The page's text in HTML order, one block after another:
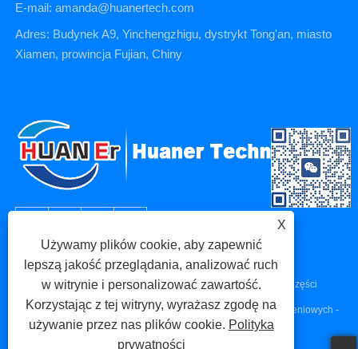
E-mail: amanda@huanertech.com
Adres: Budynek A9, Yinchengzhigu, dystrykt Tong'an, miasto
Xiamen, prowincja Fujian, Chiny
Prawa autorskie © 2023 Xiamen Huaner Technology Co., Ltd - Części
maszyn CNC, Części do obróbki CNC, Części do odlewów ciśnieniowych -
X
Używamy plików cookie, aby zapewnić
lepszą jakość przeglądania, analizować ruch
w witrynie i personalizować zawartość.
Korzystając z tej witryny, wyrażasz zgodę na
używanie przez nas plików cookie. Polityka
prywatności